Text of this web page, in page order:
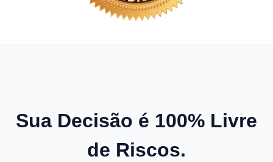
Sua Decisão é 100% Livre
de Riscos.